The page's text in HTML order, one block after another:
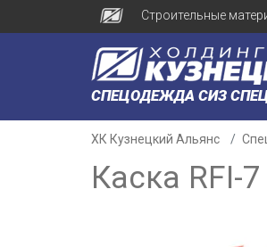
Строительные
СПЕЦОДЕЖДА СИЗ
ХК Кузнецкий Альянс
Каска RFI-